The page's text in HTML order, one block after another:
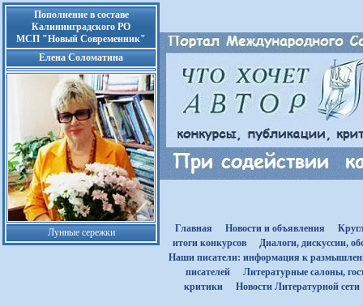
Пополнение в составе
Калининградского РО
МСП "Новый Современник"
Елена Соломатина
Лунные сережки Главная Новости и объявления
итоги конкурсов
Диалоги, дискуссии,
Наши писатели: информация к
писателей
Литературные салоны,
критики
Новости Литературной сети